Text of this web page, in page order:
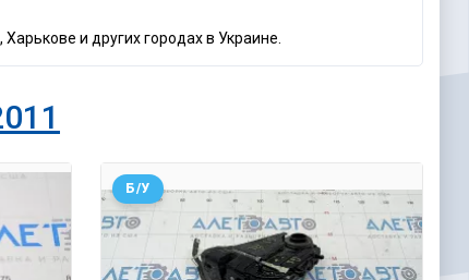
и других городах в Украине.
Б/У